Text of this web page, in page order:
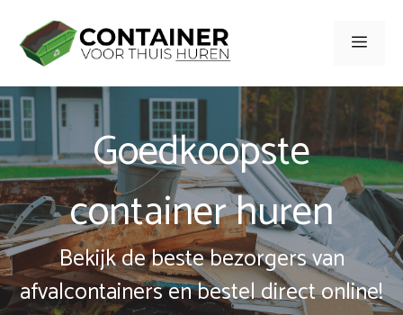
naar
inhoud
Menu
Goedkoopste
container huren
Bekijk de beste bezorgers van
afvalcontainers en bestel direct online!